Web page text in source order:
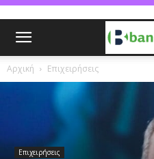
Αρχική Επιχειρήσεις
Επιχειρήσεις